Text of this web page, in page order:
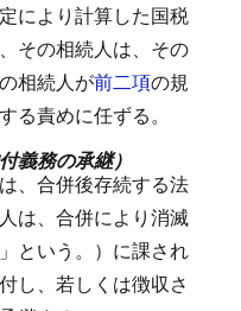
により計算した国税
その相続人は、その
相続人が前二項の規
る責めに任ずる。
義務の承継）
、合併後存続する法
は、合併により消滅
という。）に課され
し、若しくは徴収さ